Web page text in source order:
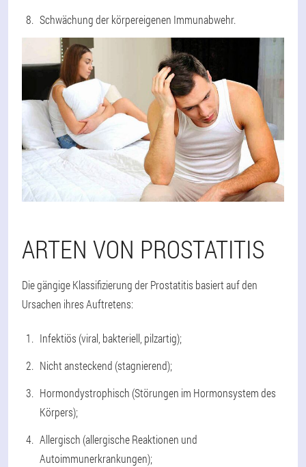
Schwächung der körpereigenen Immunabwehr.
ARTEN VON PROSTATITIS
Die gängige Klassifizierung der Prostatitis basiert auf den
Ursachen ihres Auftretens:
Infektiös (viral, bakteriell, pilzartig);
Nicht ansteckend (stagnierend);
Hormondystrophisch (Störungen im Hormonsystem des
Körpers);
Allergisch (allergische Reaktionen und
Autoimmunerkrankungen);